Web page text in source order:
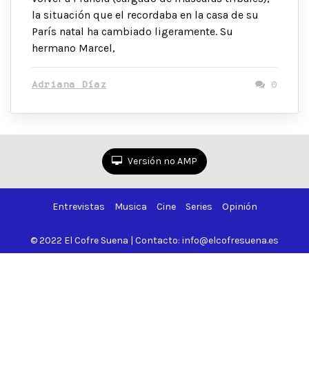
la situación que el recordaba en la casa de su
París natal ha cambiado ligeramente. Su
hermano Marcel,
Adriana Díaz 0
Versión no AMP
Entrevistas Musica Cine Series Opinión
© 2022 El Cofre Suena | Contacto: info@elcofresuena.es